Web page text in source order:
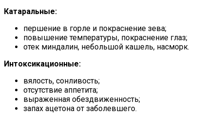
Катаральные:
першение в горле и покраснение зева;
повышение температуры, покраснение глаз;
отек миндалин, небольшой кашель, насморк.
Интоксикационные:
вялость, сонливость;
отсутствие аппетита;
выраженная обездвиженность;
запах ацетона от заболевшего.